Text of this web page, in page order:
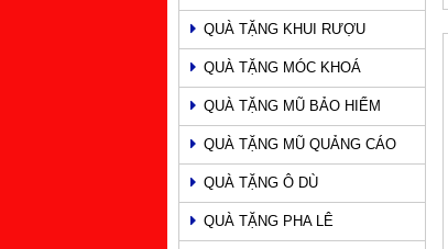
QUÀ TẶNG KHUI RƯỢU
QUÀ TẶNG MÓC KHOÁ
QUÀ TẶNG MŨ BẢO HIỂM
QUÀ TẶNG MŨ QUẢNG CÁO
QUÀ TẶNG Ô DÙ
QUÀ TẶNG PHA LÊ